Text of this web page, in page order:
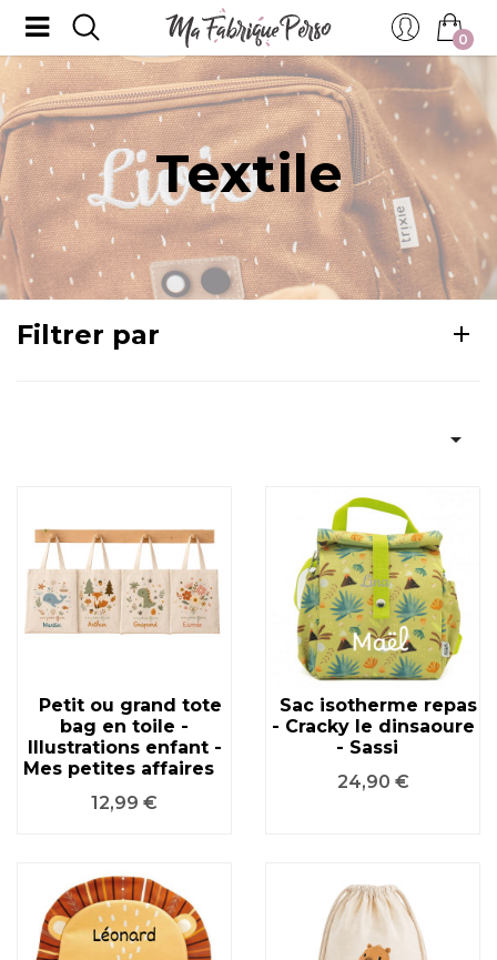
0
Textile
Filtrer par

Petit ou grand tote
bag en toile -
Illustrations enfant -
Mes petites affaires
Prix
12,99 €
Sac isotherme repas
- Cracky le dinsaoure
- Sassi
Prix
24,90 €